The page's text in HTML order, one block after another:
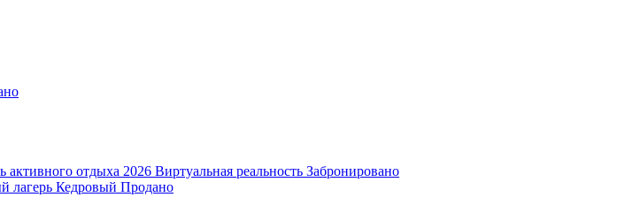
активного отдыха 2026 Виртуальная реальность Забронировано
лагерь Кедровый Продано